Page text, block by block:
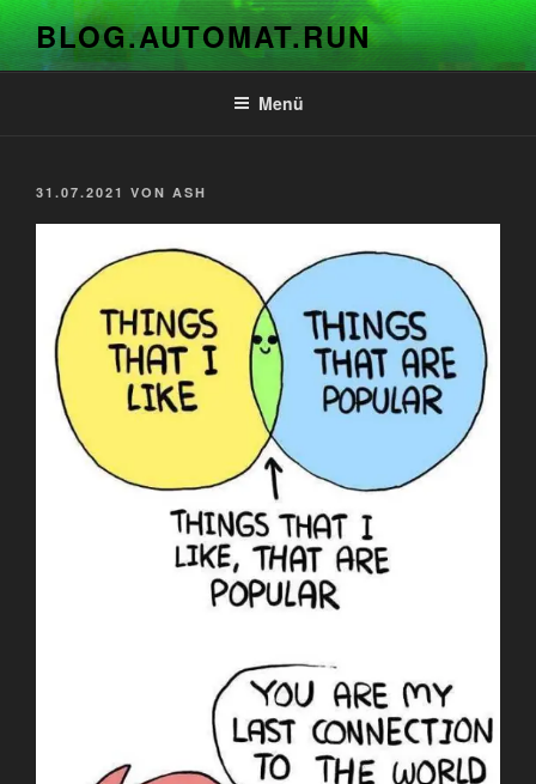
Zum
Inhalt
springen
BLOG.AUTOMAT.RUN
Menü
VERÖFFENTLICHT
31.07.2021 VON ASH